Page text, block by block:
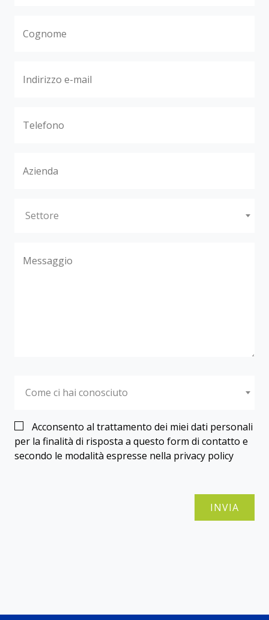
Settore
Come ci hai conosciuto
Acconsento al trattamento dei miei dati personali
per la finalità di risposta a questo form di contatto e
secondo le modalità espresse nella privacy policy
INVIA